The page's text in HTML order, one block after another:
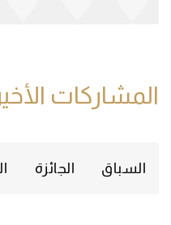
المشاركات
السباق الجائزة